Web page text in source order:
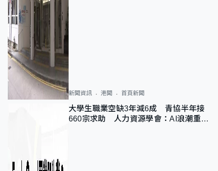
新聞資訊 港聞 首頁新聞
大學生職業空缺3年減6成 青協半年接
660宗求助 人力資源學會：AI浪潮重整